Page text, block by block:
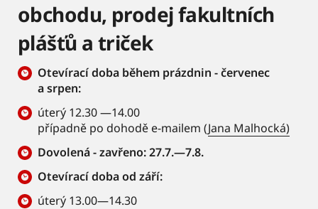
obchodu, prodej fakultních
plášťů a triček
Otevírací doba během prázdnin - červenec
a srpen:
úterý 12.30 —14.00
případně po dohodě e-mailem (Jana Malhocká)
Dovolená - zavřeno: 27.7.—7.8.
Otevírací doba od září:
úterý 13.00—14.30